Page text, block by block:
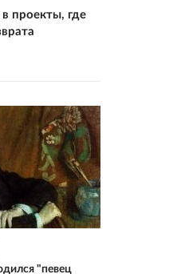
проекты, где
"певец